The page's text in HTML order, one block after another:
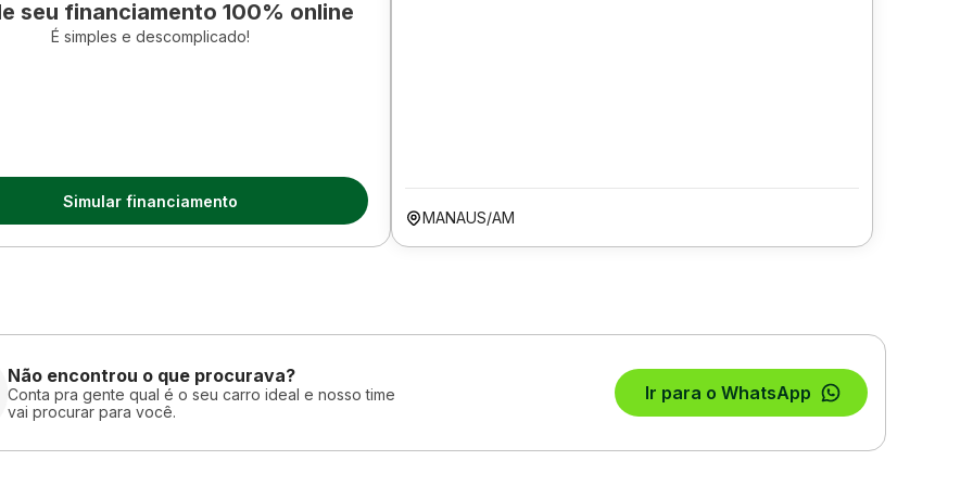
seu financiamento 100% online
É simples e descomplicado!
Simular financiamento
MANAUS/AM
Não encontrou o que procurava?
Conta pra gente qual é o seu carro ideal e nosso time
vai procurar para você.
Ir para o WhatsApp